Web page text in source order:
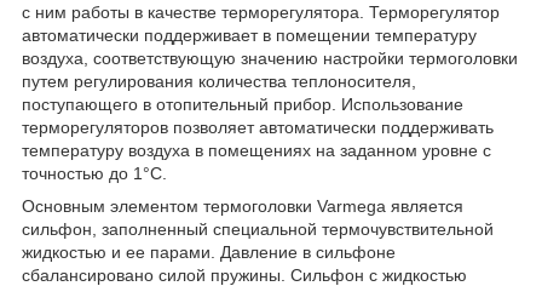
с ним работы в качестве терморегулятора. Терморегулятор
автоматически поддерживает в помещении температуру
воздуха, соответствующую значению настройки термоголовки
путем регулирования количества теплоносителя,
поступающего в отопительный прибор. Использование
терморегуляторов позволяет автоматически поддерживать
температуру воздуха в помещениях на заданном уровне с
точностью до 1°С.
Основным элементом термоголовки Varmega является
сильфон, заполненный специальной термочувствительной
жидкостью и ее парами. Давление в сильфоне
сбалансировано силой пружины. Сильфон с жидкостью